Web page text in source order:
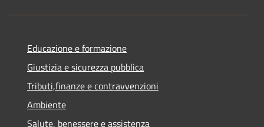
Educazione e formazione
Giustizia e sicurezza pubblica
Tributi,finanze e contravvenzioni
Ambiente
Salute, benessere e assistenza